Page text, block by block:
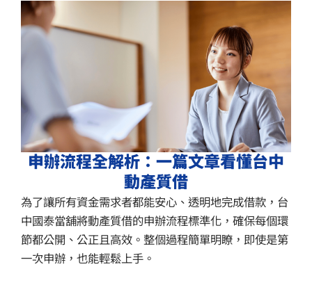
申辦流程全解析：一篇文章看懂台中
動產質借
為了讓所有資金需求者都能安心、透明地完成借款，台
中國泰當舖將動產質借的申辦流程標準化，確保每個環
節都公開、公正且高效。整個過程簡單明瞭，即使是第
一次申辦，也能輕鬆上手。